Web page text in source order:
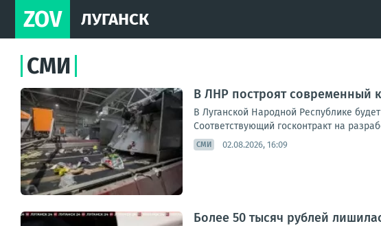
ZOV ЛУГАНСК
СМИ
В ЛНР построят современный
В Луганской Народной Республике
Соответствующий госконтракт на
СМИ 02.08.2026, 16:09
Более 50 тысяч рублей